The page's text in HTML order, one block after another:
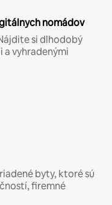
nomádov
si dlhodobý
a vyhradenými
byty, ktoré sú
firemné